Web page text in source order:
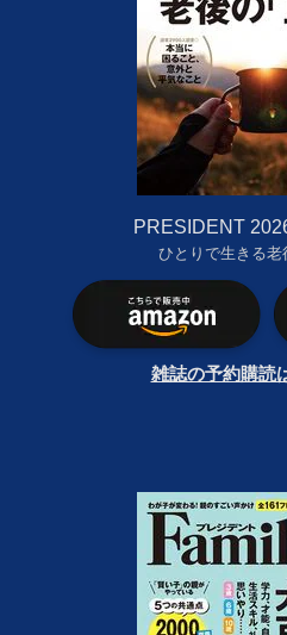
PRESIDENT
ひとりで生きる老
雑誌の予約購読